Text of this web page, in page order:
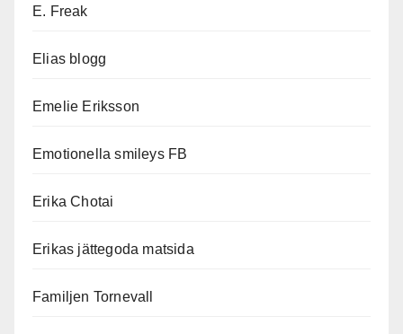
E. Freak
Elias blogg
Emelie Eriksson
Emotionella smileys FB
Erika Chotai
Erikas jättegoda matsida
Familjen Tornevall